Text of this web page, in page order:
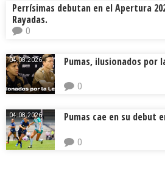
Perrísimas debutan en el Apertura
Rayadas.
0
04.08.2026. Pumas, ilusionados por
0
04.08.2026. Pumas cae en su debut
0